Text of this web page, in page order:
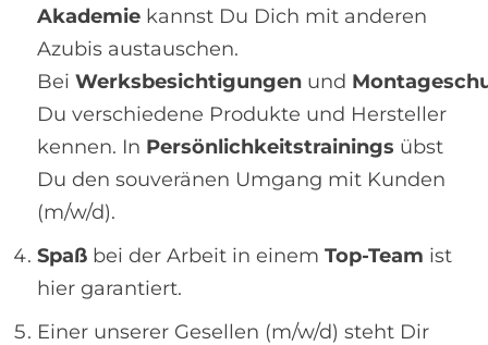
Akademie kannst Du Dich mit anderen
Azubis austauschen.
Bei Werksbesichtigungen und
Du verschiedene Produkte und Hersteller
kennen. In Persönlichkeitstrainings übst
Du den souveränen Umgang mit Kunden
(m/w/d).
Spaß bei der Arbeit in einem Top-Team ist
hier garantiert.
Einer unserer Gesellen (m/w/d) steht Dir